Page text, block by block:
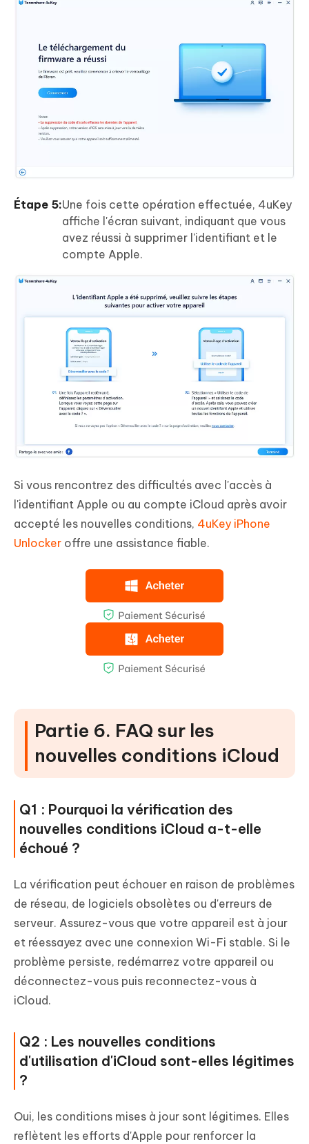
Étape 5:Une fois cette opération effectuée, 4uKey
affiche l'écran suivant, indiquant que vous
avez réussi à supprimer l'identifiant et le
compte Apple.
Si vous rencontrez des difficultés avec l'accès à
l'identifiant Apple ou au compte iCloud après avoir
accepté les nouvelles conditions, 4uKey iPhone
Unlocker offre une assistance fiable.
Partie 6. FAQ sur les
nouvelles conditions iCloud
Q1 : Pourquoi la vérification des
nouvelles conditions iCloud a-t-elle
échoué ?
La vérification peut échouer en raison de problèmes
de réseau, de logiciels obsolètes ou d'erreurs de
serveur. Assurez-vous que votre appareil est à jour
et réessayez avec une connexion Wi-Fi stable. Si le
problème persiste, redémarrez votre appareil ou
déconnectez-vous puis reconnectez-vous à
iCloud.
Q2 : Les nouvelles conditions
d'utilisation d'iCloud sont-elles légitimes
?
Oui, les conditions mises à jour sont légitimes. Elles
reflètent les efforts d'Apple pour renforcer la